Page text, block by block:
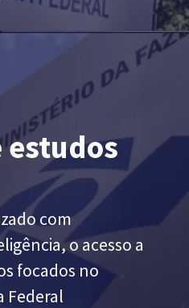
estudos
com
o acesso a
focados no
Federal